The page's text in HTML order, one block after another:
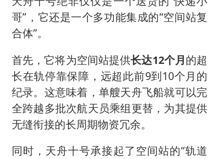
哥”，它还是一个多功能集成的“空间站复
合体”。
首先，它将为空间站提供长达12个月的超
长在轨停靠保障，远超此前9到10个月的
纪录。这意味着，单艘天舟飞船就可以完
全跨越多批次航天员乘组更替，为其提供
无缝衔接的长周期物资冗余。
同时，天舟十号承接起了空间站的“轨道